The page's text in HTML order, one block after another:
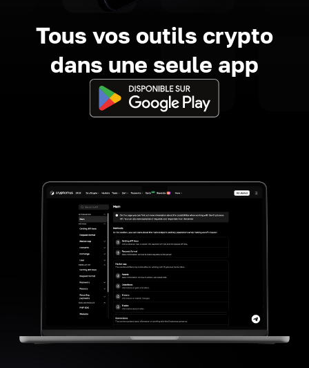
Tous vos outils crypto
dans une seule app